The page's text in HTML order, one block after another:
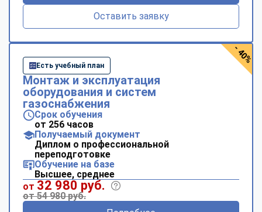
Оставить заявку
Есть учебный план
Монтаж и эксплуатация
оборудования и систем
газоснабжения
Срок обучения
от 256 часов
Получаемый документ
Диплом о профессиональной
переподготовке
Обучение на базе
Высшее, среднее
от 32 980 руб.
от 54 980 руб.
- 40%